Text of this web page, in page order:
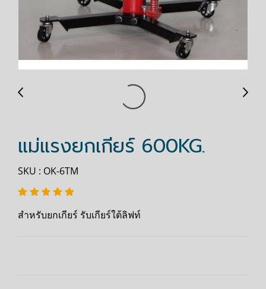
แม่แรงยกเกียร์ 600KG.
SKU : OK-6TM
สำหรับยกเกียร์ รับเกียร์ใต้ลิฟท์